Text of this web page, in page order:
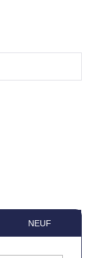
NEUF